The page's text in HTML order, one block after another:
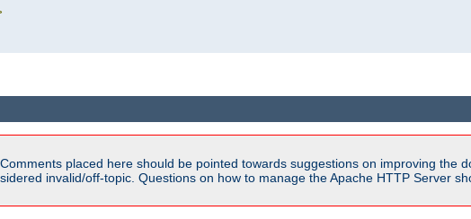
placed here should be pointed towards suggestions on improving
invalid/off-topic. Questions on how to manage the Apache HTTP Server